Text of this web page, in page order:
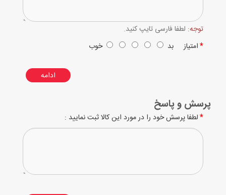
توجه: لطفا فارسی تایپ کنید.
امتیازبد خوب
ادامه
پرسش و پاسخ
لطفا پرسش خود را در مورد این کالا ثبت نمایید :